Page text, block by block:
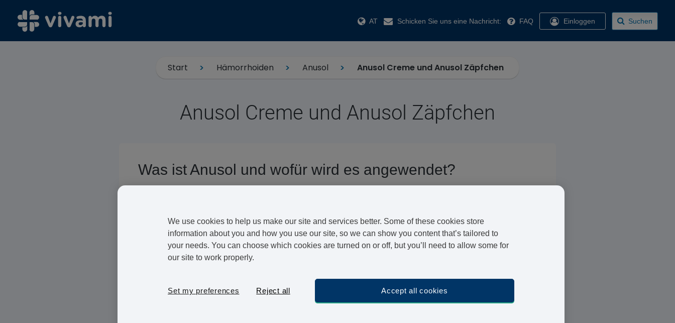
AT Schicken Sie uns eine Nachricht: FAQ Einloggen Suchen
Start Hämorrhoiden Anusol Anusol Creme und Anusol Zäpfchen
Anusol Creme und Anusol Zäpfchen
Was ist Anusol und wofür wird es angewendet?
Hämorrhoidensind Gefäßpolster, die um den After herum entstehen, wenn dort ein zu hoher Blutdruck herrscht.
Dies liegt in den meisten Fällen an der Verdauung; der Betroffene hat oft entweder Durchfall oder Verstopfungen
was dazu führt, dass sich der Blutdruck um den After herum erhöht.
Alle Antworten zu den am häufigsten gestellten Fragen zu Hämorrhoiden finden Sie auf unserer
; alle weiteren Informationen bezüglich Hämorrhoiden finden Siehier.
We use cookies to help us make our site and services better. Some of these cookies store
information about you and how you use our site, so we can show you content that’s tailored to
your needs. You can choose which cookies are turned on or off, but you’ll need to allow some for
our site to work properly.
Set my preferences Reject all Accept all cookies